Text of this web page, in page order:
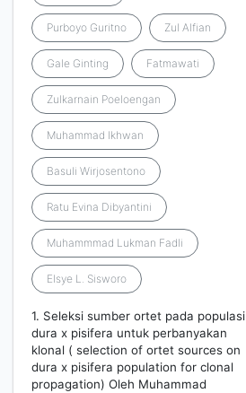
Purboyo Guritno Zul Alfian
Gale Ginting Fatmawati
Zulkarnain Poeloengan
Muhammad Ikhwan
Basuli Wirjosentono
Ratu Evina Dibyantini
Muhammmad Lukman Fadli
Elsye L. Sisworo
1. Seleksi sumber ortet pada populasi
dura x pisifera untuk perbanyakan
klonal ( selection of ortet sources on
dura x pisifera population for clonal
propagation) Oleh Muhammad